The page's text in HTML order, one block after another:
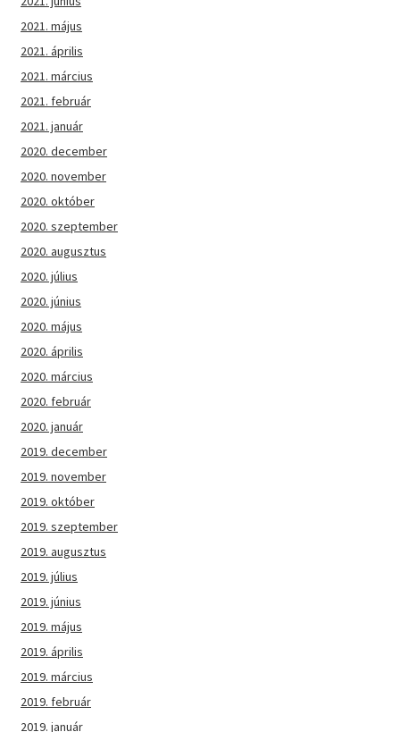
2021. május
2021. április
2021. március
2021. február
2021. január
2020. december
2020. november
2020. október
2020. szeptember
2020. augusztus
2020. július
2020. június
2020. május
2020. április
2020. március
2020. február
2020. január
2019. december
2019. november
2019. október
2019. szeptember
2019. augusztus
2019. július
2019. június
2019. május
2019. április
2019. március
2019. február
2019. január